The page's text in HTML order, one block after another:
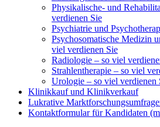
Physikalische- und
verdienen Sie
Psychiatrie und
Psychosomatische Medizin
viel verdienen Sie
Radiologie – so viel
Strahlentherapie – so viel
Urologie – so viel verdienen
Klinikkauf und Klinikverkauf
Lukrative
Kontaktformular für Kandidaten